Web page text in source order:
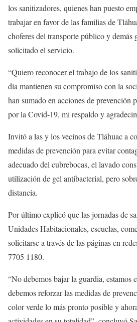
los sanitizadores, quienes han puesto
trabajar en favor de las familias de
choferes del transporte público y demás
solicitado el servicio.
“Quiero reconocer el trabajo de los
día mantienen su compromiso con la
han sumado en acciones de prevención
por la Covid-19, mi respaldo y
Invitó a las y los vecinos de Tláhuac a
medidas de prevención para evitar
adecuado del cubrebocas, el lavado
utilización de gel antibacterial, pero
distancia.
Por último explicó que las jornadas de
Unidades Habitacionales, escuelas,
solicitarse a través de las páginas en
7705 1180.
“No debemos bajar la guardia, estamos
debemos reforzar las medidas de
color verde lo más pronto posible y